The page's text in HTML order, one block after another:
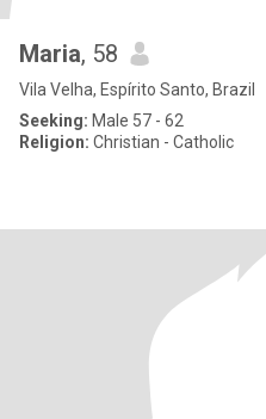
Maria, 58
Vila Velha, Espírito Santo, Brazil
Seeking: Male 57 - 62
Religion: Christian - Catholic